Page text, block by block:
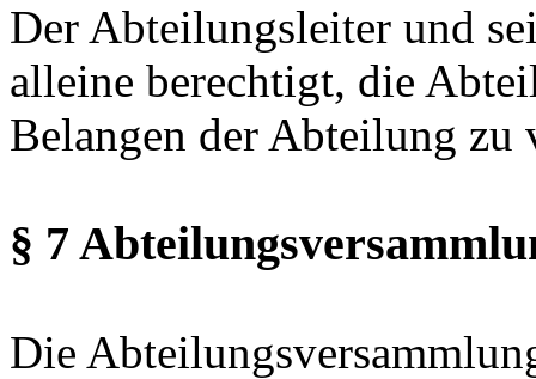
Der Abteilungsleiter und
alleine berechtigt, die
Belangen der Abteilung zu
§ 7
Die